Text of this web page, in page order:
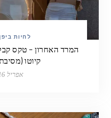
לחיות ביפן
המרד האחרון – טקס
קיוטו
אפריל 16, 2021